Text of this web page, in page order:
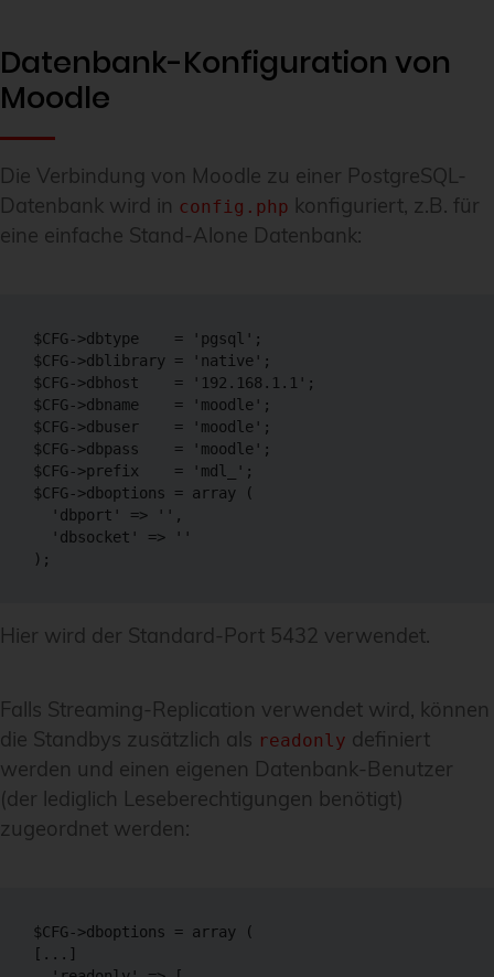
Datenbank-Konfiguration von
Moodle
Die Verbindung von Moodle zu einer PostgreSQL-
Datenbank wird in config.php konfiguriert, z.B. für
eine einfache Stand-Alone Datenbank:
$CFG->dbtype    = 'pgsql';
$CFG->dblibrary = 'native';
$CFG->dbhost    = '192.168.1.1';
$CFG->dbname    = 'moodle';
$CFG->dbuser    = 'moodle';
$CFG->dbpass    = 'moodle';
$CFG->prefix    = 'mdl_';
$CFG->dboptions = array (
  'dbport' => '',
  'dbsocket' => ''
);
Hier wird der Standard-Port 5432 verwendet.
Falls Streaming-Replication verwendet wird, können
die Standbys zusätzlich als readonly definiert
werden und einen eigenen Datenbank-Benutzer
(der lediglich Leseberechtigungen benötigt)
zugeordnet werden:
$CFG->dboptions = array (
[...]